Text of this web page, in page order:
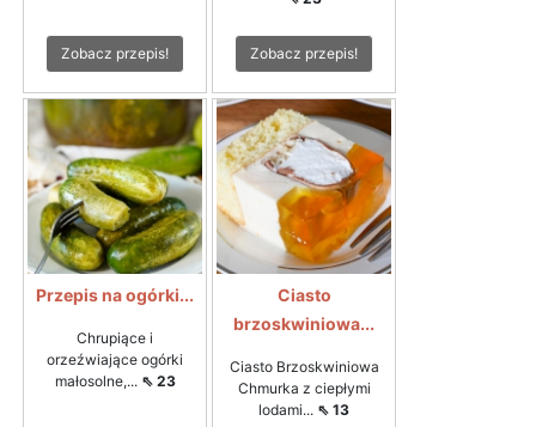
Zobacz przepis! Zobacz przepis!
Przepis na ogórki...
Chrupiące i
orzeźwiające ogórki
małosolne,... ⇖ 23
Ciasto
brzoskwiniowa...
Ciasto Brzoskwiniowa
Chmurka z ciepłymi
lodami... ⇖ 13